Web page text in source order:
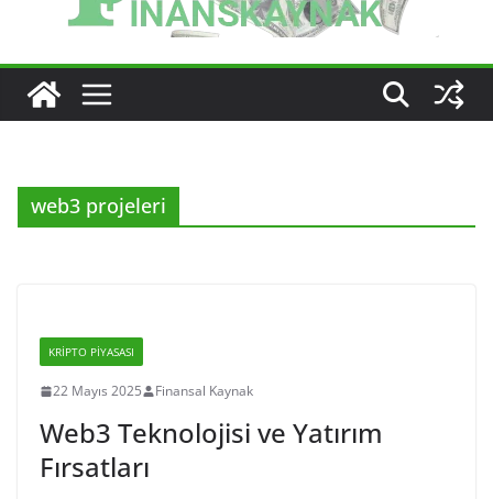
web3 projeleri
KRIPTO PIYASASI
22 Mayıs 2025 Finansal Kaynak
Web3 Teknolojisi ve Yatırım
Fırsatları